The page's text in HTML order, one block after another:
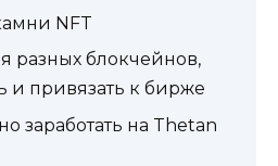
NFT
разных блокчейнов,
и привязать к бирже
заработать на Thetan